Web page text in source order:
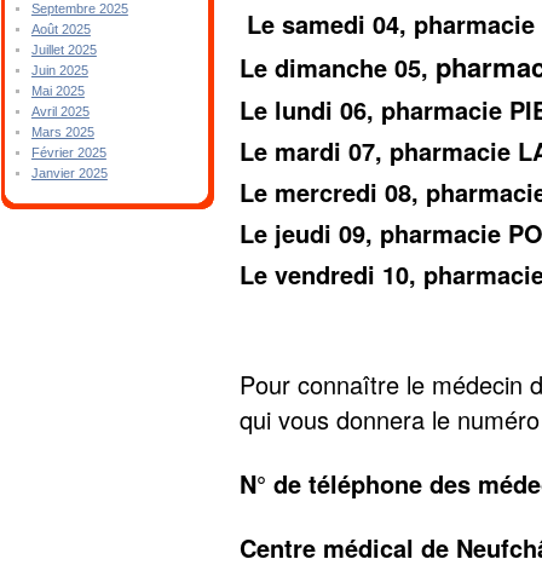
Septembre 2025
Août 2025
Juillet 2025
Juin 2025
Mai 2025
Avril 2025
Mars 2025
Février 2025
Janvier 2025
Le samedi 04, pharmacie
Le dimanche 05,
Le lundi 06, pharmacie
Le mardi 07, pharmacie
Le mercredi 08,
Le jeudi 09, pharmacie
Le vendredi 10,
Pour connaître le médecin
qui vous donnera le
N° de téléphone des
Centre médical de